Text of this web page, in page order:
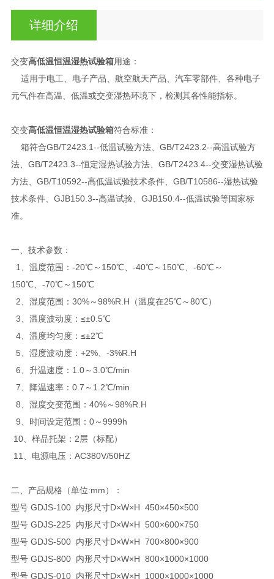
详细介绍
交变高低温恒温湿热试验箱用途：
适用于电工、电子产品、航空航天产品、汽车零部件、各种电子
元气件在高温、低温或交变湿热环境下，检测其各性能指标。
交变高低温恒温湿热试验箱符合标准：
箱符合GB/T2423.1--低温试验方法、GB/T2423.2--高温试验方
法、GB/T2423.3--恒定湿热试验方法、GB/T2423.4--交变湿热试验
方法、GB/T10592--高低温试验技术条件、GB/T10586--湿热试验
技术条件、GJB150.3--高温试验、GJB150.4--低温试验等国家标
准。
一、技术参数：
1、温度范围：-20℃～150℃、-40℃～150℃、-60℃～
150℃、-70℃～150℃
2、湿度范围：30%～98%R.H（温度在25℃～80℃）
3、温度波动度：≤±0.5℃
4、温度均匀度：≤±2℃
5、湿度波动度：+2%、-3%R.H
6、升温速度：1.0～3.0℃/min
7、降温速率：0.7～1.2℃/min
8、湿度交变范围：40%～98%R.H
9、时间设定范围：0～9999h
10、样品托架：2层（标配）
11、电源电压：AC380V/50HZ
二、产品规格（单位:mm）：
型号 GDJS-100 内形尺寸D×W×H 450×450×500
型号 GDJS-225 内形尺寸D×W×H 500×600×750
型号 GDJS-500 内形尺寸D×W×H 700×800×900
型号 GDJS-800 内形尺寸D×W×H 800×1000×1000
型号 GDJS-010 内形尺寸D×W×H 1000×1000×1000